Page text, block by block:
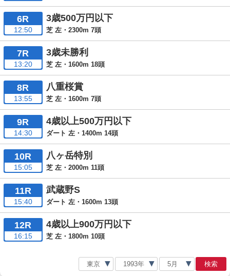
6R
12:50
3歳500万円以下
芝 左・2300m 7頭
7R
13:20
3歳未勝利
芝 左・1600m 18頭
8R
13:55
八重桜賞
芝 左・1600m 7頭
9R
14:30
4歳以上500万円以下
ダート 左・1400m 14頭
10R
15:05
八ヶ岳特別
芝 左・2000m 11頭
11R
15:40
武蔵野S
ダート 左・1600m 13頭
12R
16:15
4歳以上900万円以下
芝 左・1800m 10頭
検索